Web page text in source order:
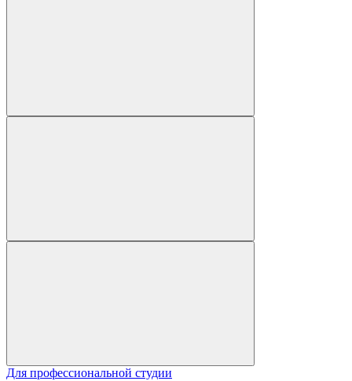
Для профессиональной студии